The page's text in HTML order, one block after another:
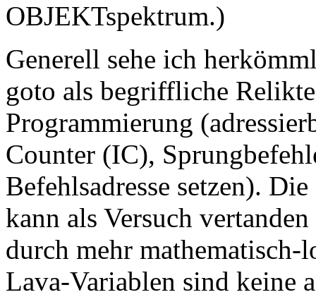
OBJEKTspektrum.)
Generell sehe ich
goto als begriffliche
Programmierung
Counter (IC),
Befehlsadresse setzen).
kann als Versuch
durch mehr mathematisch-
Lava-Variablen sind keine